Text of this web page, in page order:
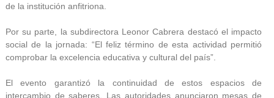
de la institución anfitriona.
Por su parte, la subdirectora Leonor Cabrera destacó el impacto
social de la jornada: “El feliz término de esta actividad permitió
comprobar la excelencia educativa y cultural del país”.
El evento garantizó la continuidad de estos espacios de
intercambio de saberes. Las autoridades anunciaron mesas de